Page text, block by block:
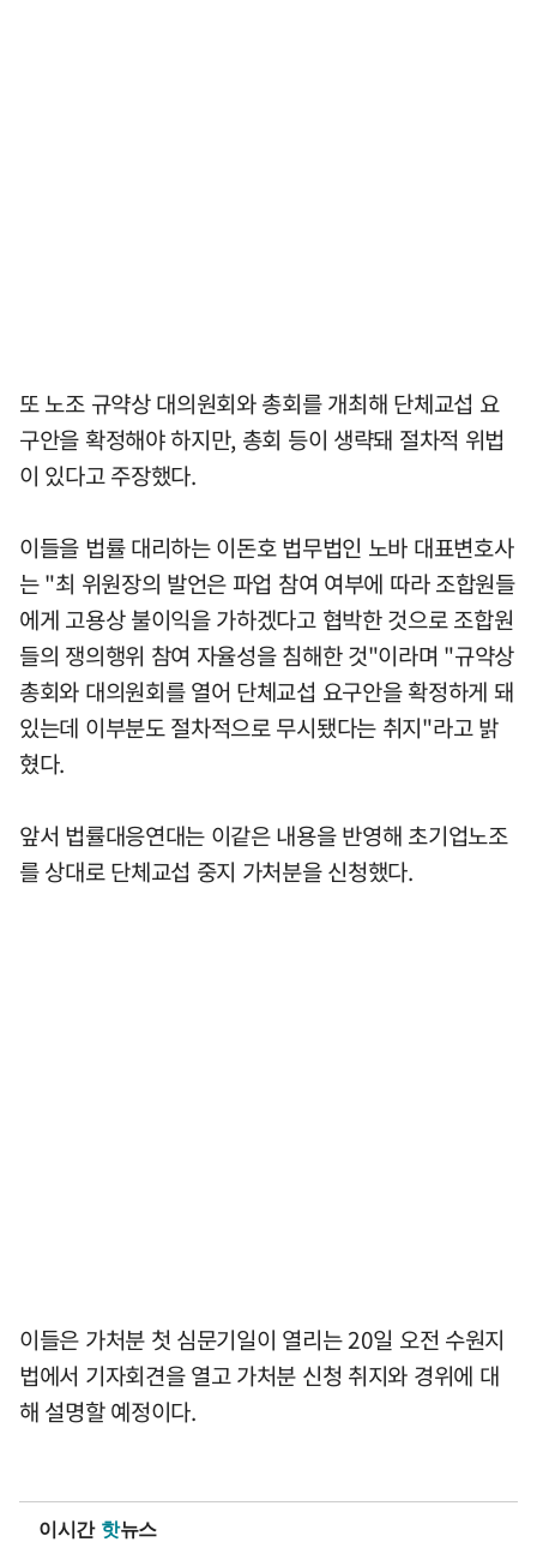
또 노조 규약상 대의원회와 총회를 개최해 단체교섭 요
구안을 확정해야 하지만, 총회 등이 생략돼 절차적 위법
이 있다고 주장했다.
이들을 법률 대리하는 이돈호 법무법인 노바 대표변호사
는 "최 위원장의 발언은 파업 참여 여부에 따라 조합원들
에게 고용상 불이익을 가하겠다고 협박한 것으로 조합원
들의 쟁의행위 참여 자율성을 침해한 것"이라며 "규약상
총회와 대의원회를 열어 단체교섭 요구안을 확정하게 돼
있는데 이부분도 절차적으로 무시됐다는 취지"라고 밝
혔다.
앞서 법률대응연대는 이같은 내용을 반영해 초기업노조
를 상대로 단체교섭 중지 가처분을 신청했다.
이들은 가처분 첫 심문기일이 열리는 20일 오전 수원지
법에서 기자회견을 열고 가처분 신청 취지와 경위에 대
해 설명할 예정이다.
이시간 핫뉴스